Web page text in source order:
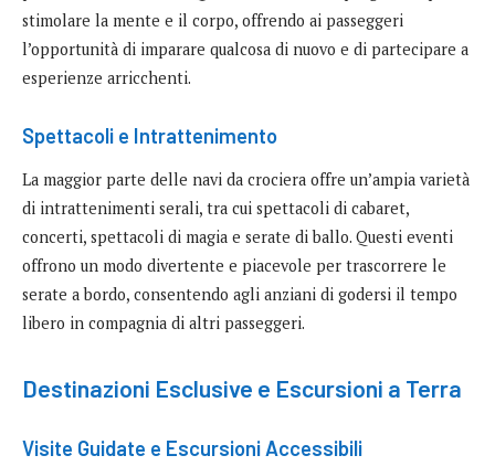
stimolare la mente e il corpo, offrendo ai passeggeri
l’opportunità di imparare qualcosa di nuovo e di partecipare a
esperienze arricchenti.
Spettacoli e Intrattenimento
La maggior parte delle navi da crociera offre un’ampia varietà
di intrattenimenti serali, tra cui spettacoli di cabaret,
concerti, spettacoli di magia e serate di ballo. Questi eventi
offrono un modo divertente e piacevole per trascorrere le
serate a bordo, consentendo agli anziani di godersi il tempo
libero in compagnia di altri passeggeri.
Destinazioni Esclusive e Escursioni a Terra
Visite Guidate e Escursioni Accessibili